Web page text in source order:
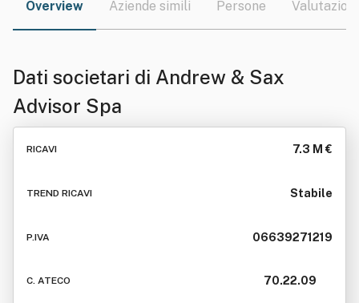
Overview Aziende simili Persone Valutazioni
Dati societari di Andrew & Sax
Advisor Spa
RICAVI 7.3 M €
TREND RICAVI Stabile
P.IVA 06639271219
C. ATECO 70.22.09